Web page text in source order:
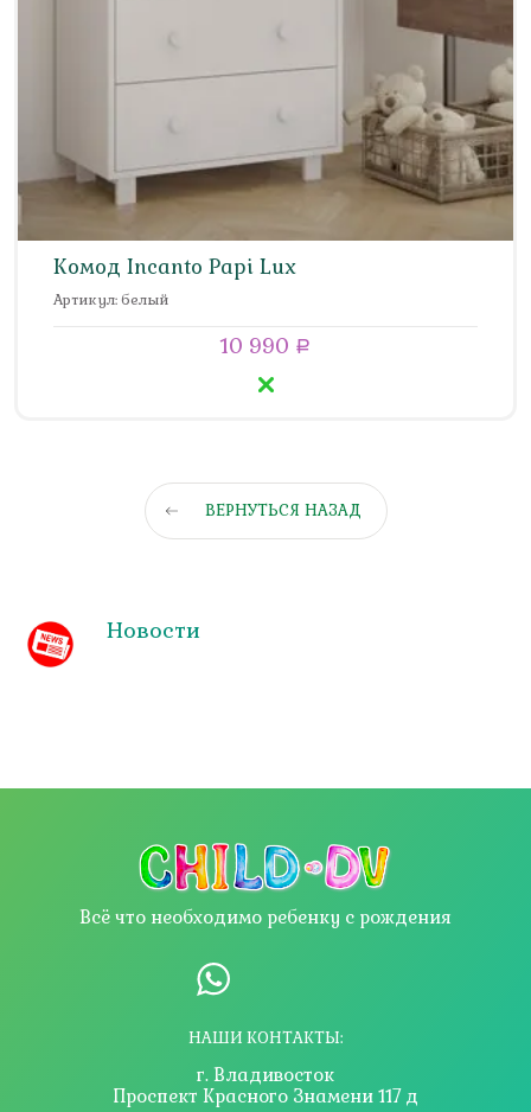
Комод Incanto Papi Lux
Артикул: белый
10 990 a
ВЕРНУТЬСЯ НАЗАД
Новости
Всё что необходимо ребенку с рождения
НАШИ КОНТАКТЫ:
г. Владивосток
Проспект Красного Знамени 117 д